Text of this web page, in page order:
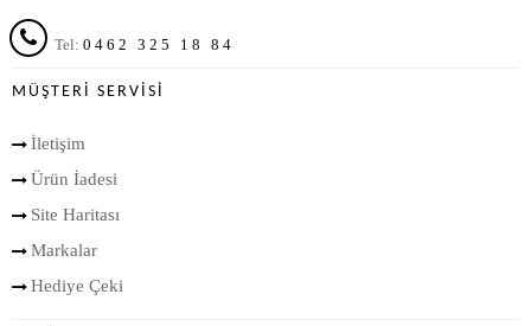
Tel: 0462 325 18 84
MÜŞTERI SERVISI
İletişim
Ürün İadesi
Site Haritası
Markalar
Hediye Çeki